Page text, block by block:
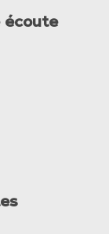
écoute